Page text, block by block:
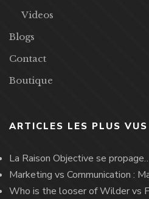
Videos
Blogs
Contact
Boutique
ARTICLES LES PLUS VUS
La Raison Objective se
Marketing vs Communication :
Who is the looser of Wilder vs